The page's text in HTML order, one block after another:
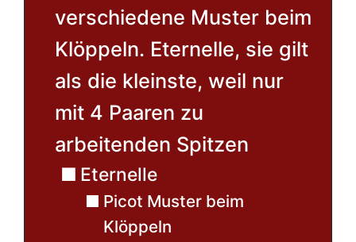
verschiedene Muster beim
Klöppeln. Eternelle, sie gilt
als die kleinste, weil nur
mit 4 Paaren zu
arbeitenden Spitzen
Eternelle
Picot Muster beim
Klöppeln